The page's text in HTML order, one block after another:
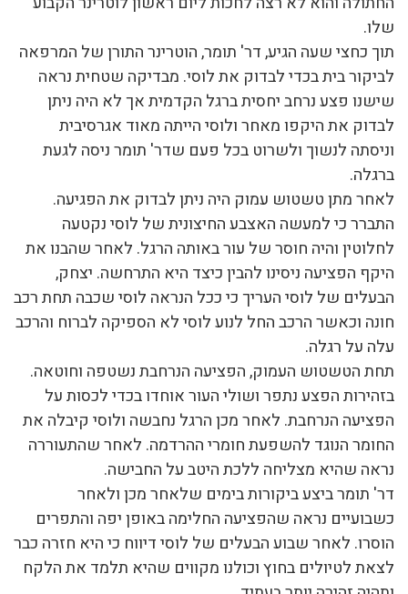
שלו.
תוך כחצי שעה הגיע, דר' תומר, הוטרינר התורן של המרפאה
לביקור בית בכדי לבדוק את לוסי. מבדיקה שטחית נראה
שישנו פצע נרחב יחסית ברגל הקדמית אך לא היה ניתן
לבדוק את היקפו מאחר ולוסי הייתה מאוד אגרסיבית
וניסתה לנשוך ולשרוט בכל פעם שדר' תומר ניסה לגעת
ברגלה.
לאחר מתן טשטוש עמוק היה ניתן לבדוק את הפגיעה.
התברר כי למעשה האצבע החיצונית של לוסי נקטעה
לחלוטין והיה חוסר של עור באותה הרגל. לאחר שהבנו את
היקף הפציעה ניסינו להבין כיצד היא התרחשה. יצחק,
הבעלים של לוסי העריך כי ככל הנראה לוסי שכבה תחת רכב
חונה וכאשר הרכב החל לנוע לוסי לא הספיקה לברוח והרכב
עלה על רגלה.
תחת הטשטוש העמוק, הפציעה הנרחבת נשטפה וחוטאה.
בזהירות הפצע נתפר ושולי העור אוחדו בכדי לכסות על
הפציעה הנרחבת. לאחר מכן הרגל נחבשה ולוסי קיבלה את
החומר הנוגד להשפעת חומרי ההרדמה. לאחר שהתעוררה
נראה שהיא מצליחה ללכת היטב על החבישה.
דר' תומר ביצע ביקורות בימים שלאחר מכן ולאחר
כשבועיים נראה שהפציעה החלימה באופן יפה והתפרים
הוסרו. לאחר שבוע הבעלים של לוסי דיווח כי היא חזרה כבר
לצאת לטיולים בחוץ וכולנו מקווים שהיא תלמד את הלקח